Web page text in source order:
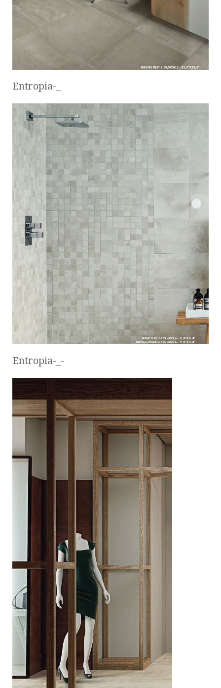
Entropia-_
Entropia-_-